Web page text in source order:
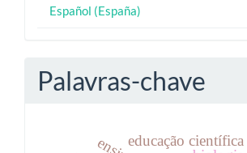
Español (España)
Palavras-chave
educação científica